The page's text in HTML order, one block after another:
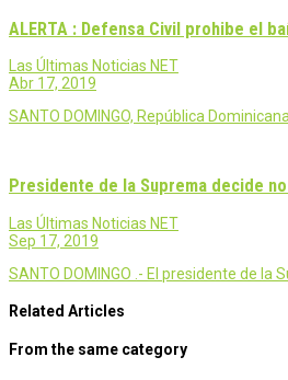
ALERTA : Defensa Civil prohibe el
Las Últimas Noticias NET
Abr 17, 2019
SANTO DOMINGO, República
Presidente de la Suprema decide
Las Últimas Noticias NET
Sep 17, 2019
SANTO DOMINGO .- El presidente de
Related Articles
From the same category